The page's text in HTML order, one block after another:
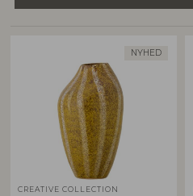
NYHED
CREATIVE COLLECTION